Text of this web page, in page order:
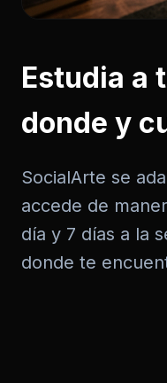
Estudia a
donde y
SocialArte se
accede de
día y 7 días a la
donde te